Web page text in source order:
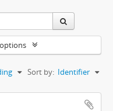
Sort by: Identifier